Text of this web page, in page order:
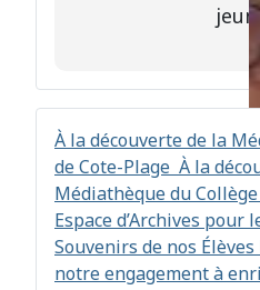
À la découverte de la
de Cote-Plage À la
Médiathèque du
Espace d’Archives pour
Souvenirs de nos
notre engagement à